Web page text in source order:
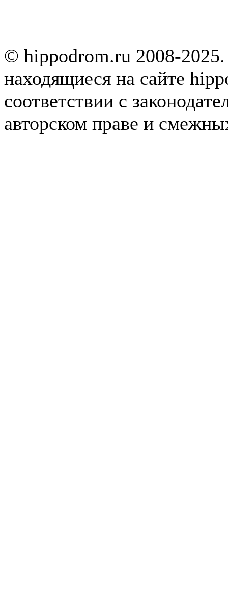
© hippodrom.ru 2008-
находящиеся на сайте
соответствии с
авторском праве и